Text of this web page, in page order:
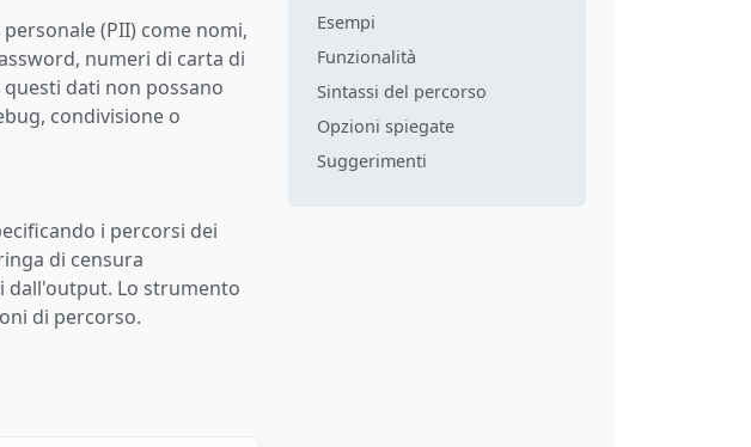
(PII) come nomi,
numeri di carta di
dati non possano
condivisione o
i percorsi dei
di censura
dall'output. Lo strumento
di percorso.
Esempi
Funzionalità
Sintassi del percorso
Opzioni spiegate
Suggerimenti